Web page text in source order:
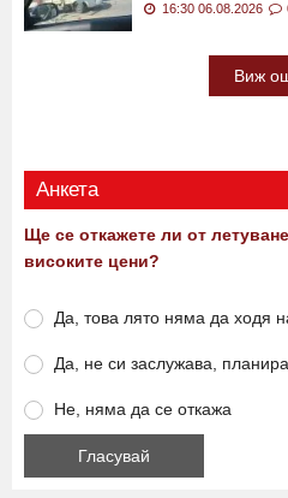
16:30 06.08.2026
Виж
Анкета
Ще се откажете ли от
високите цени?
Да, това лято няма да ходя
Да, не си заслужава,
Не, няма да се откажа